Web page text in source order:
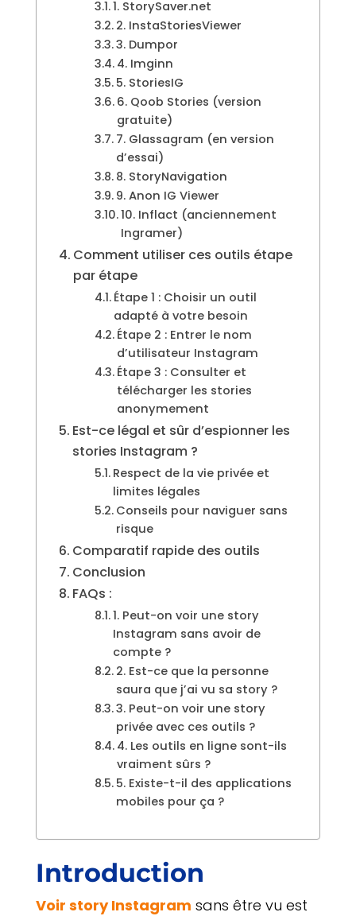
1. StorySaver.net
2. InstaStoriesViewer
3. Dumpor
4. Imginn
5. StoriesIG
6. Qoob Stories (version
gratuite)
7. Glassagram (en version
d’essai)
8. StoryNavigation
9. Anon IG Viewer
10. Inflact (anciennement
Ingramer)
Comment utiliser ces outils étape
par étape
Étape 1 : Choisir un outil
adapté à votre besoin
Étape 2 : Entrer le nom
d’utilisateur Instagram
Étape 3 : Consulter et
télécharger les stories
anonymement
Est-ce légal et sûr d’espionner les
stories Instagram ?
Respect de la vie privée et
limites légales
Conseils pour naviguer sans
risque
Comparatif rapide des outils
Conclusion
FAQs :
1. Peut-on voir une story
Instagram sans avoir de
compte ?
2. Est-ce que la personne
saura que j’ai vu sa story ?
3. Peut-on voir une story
privée avec ces outils ?
4. Les outils en ligne sont-ils
vraiment sûrs ?
5. Existe-t-il des applications
mobiles pour ça ?
Introduction
Voir story Instagram sans être vu est